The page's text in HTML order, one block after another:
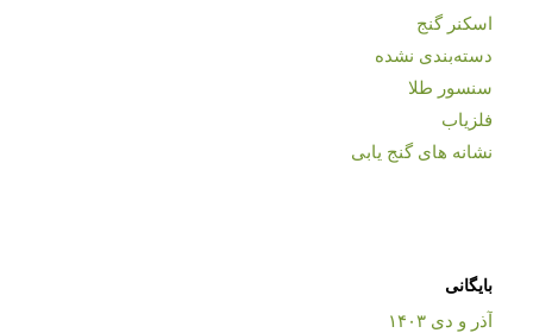
اسکنر گنج
دسته‌بندی نشده
سنسور طلا
فلزیاب
نشانه های گنج یابی
بایگانی
آذر و دی ۱۴۰۳